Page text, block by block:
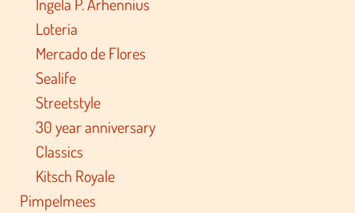
Loteria
Mercado de Flores
Sealife
Streetstyle
30 year anniversary
Classics
Kitsch Royale
Pimpelmees